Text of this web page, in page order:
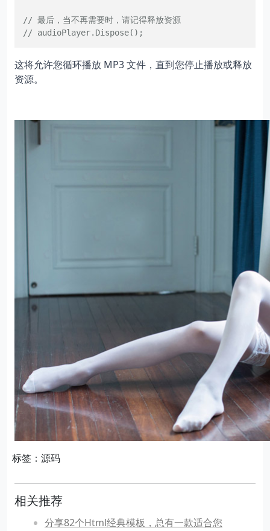
// 最后，当不再需要时，请记得释放资源
// audioPlayer.Dispose();
这将允许您循环播放 MP3 文件，直到您停止播放或释放
资源。
标签：源码
相关推荐
分享82个Html经典模板，总有一款适合您